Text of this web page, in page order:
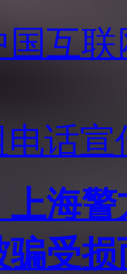
国互
电话宣
海
受